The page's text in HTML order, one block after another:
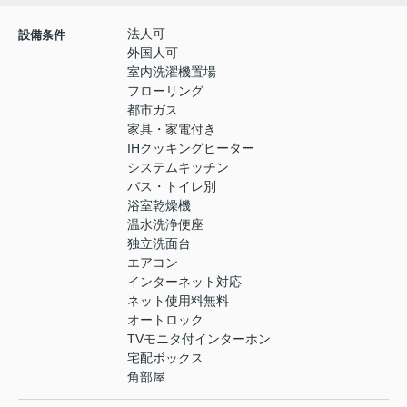
設備条件
法人可
外国人可
室内洗濯機置場
フローリング
都市ガス
家具・家電付き
IHクッキングヒーター
システムキッチン
バス・トイレ別
浴室乾燥機
温水洗浄便座
独立洗面台
エアコン
インターネット対応
ネット使用料無料
オートロック
TVモニタ付インターホン
宅配ボックス
角部屋